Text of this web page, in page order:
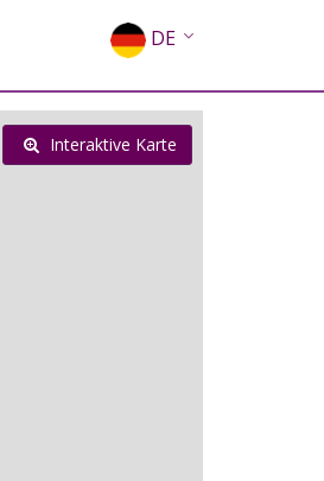
DE
EN
EL
Interaktive Karte